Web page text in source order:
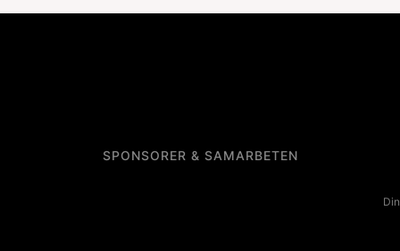
SPONSORER & SAMARBETEN